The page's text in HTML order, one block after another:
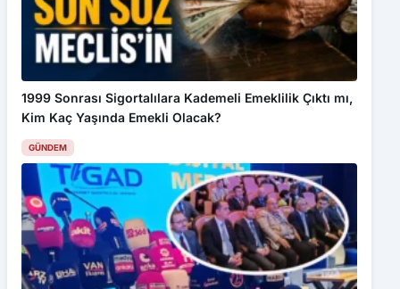
1999 Sonrası Sigortalılara Kademeli Emeklilik Çıktı mı,
Kim Kaç Yaşında Emekli Olacak?
GÜNDEM